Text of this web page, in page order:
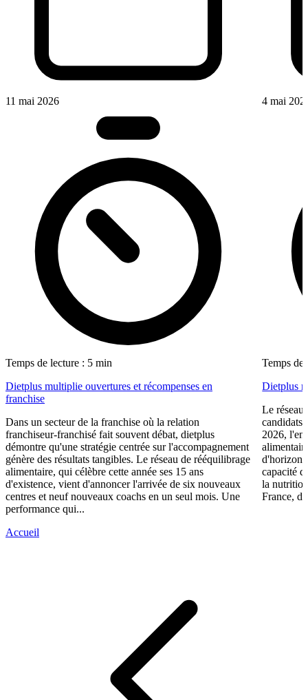
11 mai 2026
Temps de lecture : 5 min
Dietplus multiplie ouvertures et récompenses en
franchise
Dans un secteur de la franchise où la relation
franchiseur-franchisé fait souvent débat, dietplus
démontre qu'une stratégie centrée sur l'accompagnement
génère des résultats tangibles. Le réseau de rééquilibrage
alimentaire, qui célèbre cette année ses 15 ans
d'existence, vient d'annoncer l'arrivée de six nouveaux
centres et neuf nouveaux coachs en un seul mois. Une
performance qui...
4 mai
Temps de
Dietplus
Le réseau
candidats
2026,
capacité
la
France,
Accueil